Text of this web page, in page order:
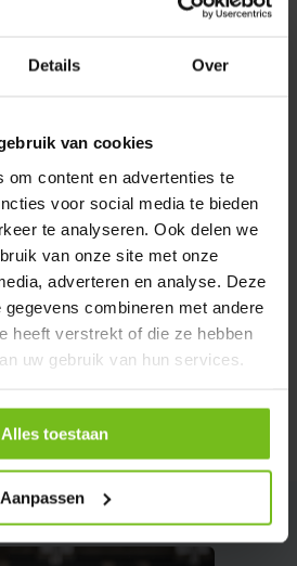
Details Over
van cookies
om content en advertenties te
voor social media te bieden
te analyseren. Ook delen we
van onze site met onze
adverteren en analyse. Deze
combineren met andere
heeft verstrekt of die ze hebben
uw gebruik van hun services.
Alles toestaan
Aanpassen
dit product ?